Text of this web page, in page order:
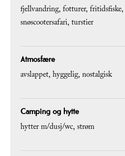
fjellvandring fotturer fritidsfiske
snøscootersafari turstier
Atmosfære
avslappet hyggelig nostalgisk
Camping og hytte
hytter m/dusj/wc strøm